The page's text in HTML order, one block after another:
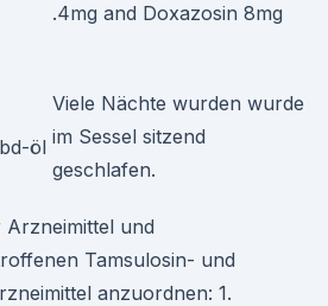
.4mg and Doxazosin 8mg
Viele Nächte wurden wurde
im Sessel sitzend
geschlafen.
und
Tamsulosin- und
anzuordnen: 1.